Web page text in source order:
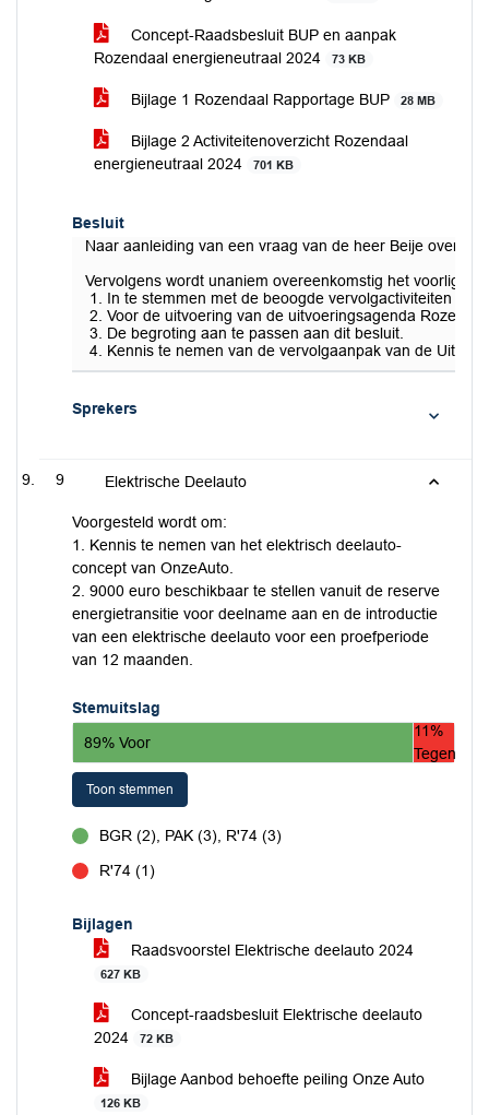
Concept-Raadsbesluit BUP en aanpak
Rozendaal energieneutraal 2024
73 KB
Bijlage 1 Rozendaal Rapportage BUP 28 MB
Bijlage 2 Activiteitenoverzicht Rozendaal
energieneutraal 2024
701 KB
Besluit
Naar aanleiding van een vraag van de heer Beije over
Vervolgens wordt unaniem overeenkomstig het
In te stemmen met de beoogde vervolgactiviteiten
Voor de uitvoering van de uitvoeringsagenda
De begroting aan te passen aan dit besluit.
Kennis te nemen van de vervolgaanpak van de
Sprekers
9 Elektrische Deelauto
Voorgesteld wordt om:
1. Kennis te nemen van het elektrisch deelauto-
concept van OnzeAuto.
2. 9000 euro beschikbaar te stellen vanuit de reserve
energietransitie voor deelname aan en de introductie
van een elektrische deelauto voor een proefperiode
van 12 maanden.
Stemuitslag
89% Voor
11%
Tegen
Toon stemmen
BGR (2), PAK (3), R'74 (3)
R'74 (1)
Bijlagen
Raadsvoorstel Elektrische deelauto 2024
627 KB
Concept-raadsbesluit Elektrische deelauto
2024
72 KB
Bijlage Aanbod behoefte peiling Onze Auto
126 KB